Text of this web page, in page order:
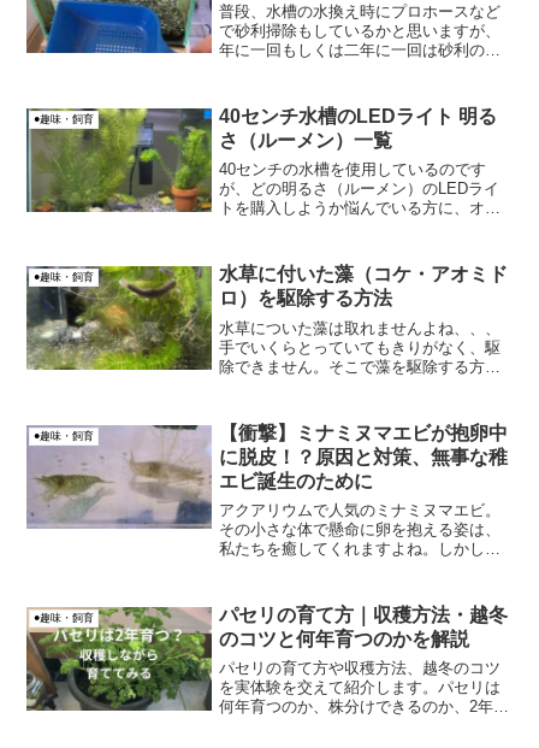
普段、水槽の水換え時にプロホースなど
で砂利掃除もしているかと思いますが、
年に一回もしくは二年に一回は砂利の大
●趣味・飼育
40センチ水槽のLEDライト 明る
さ（ルーメン）一覧
40センチの水槽を使用しているのです
が、どの明るさ（ルーメン）のLEDライ
トを購入しようか悩んでいる方に、オス
センチ水槽の場合、小型水槽用(30センチ)
のLEDラ...
●趣味・飼育
水草に付いた藻（コケ・アオミド
ロ）を駆除する方法
水草についた藻は取れませんよね、、、
手でいくらとっていてもきりがなく、駆
除できません。そこで藻を駆除する方法
ケースに対しオキシドール投下
●趣味・飼育
【衝撃】ミナミヌマエビが抱卵中
に脱皮！？原因と対策、無事な稚
エビ誕生のために
アクアリウムで人気のミナミヌマエビ。
その小さな体で懸命に卵を抱える姿は、
私たちを癒してくれますよね。しかし、
じられない出来事が起こりました。なん
と、抱卵中のミナミヌマエ...
●趣味・飼育
パセリの育て方｜収穫方法・越冬
のコツと何年育つのかを解説
パセリの育て方や収穫方法、越冬のコツ
を実体験を交えて紹介します。パセリは
何年育つのか、株分けできるのか、2年目